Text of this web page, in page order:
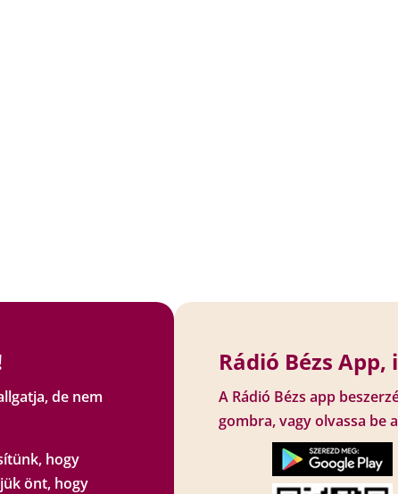
de nem
hogy
önt, hogy
Rádió Bézs
A Rádió Bézs app
gombra, vagy olvassa be